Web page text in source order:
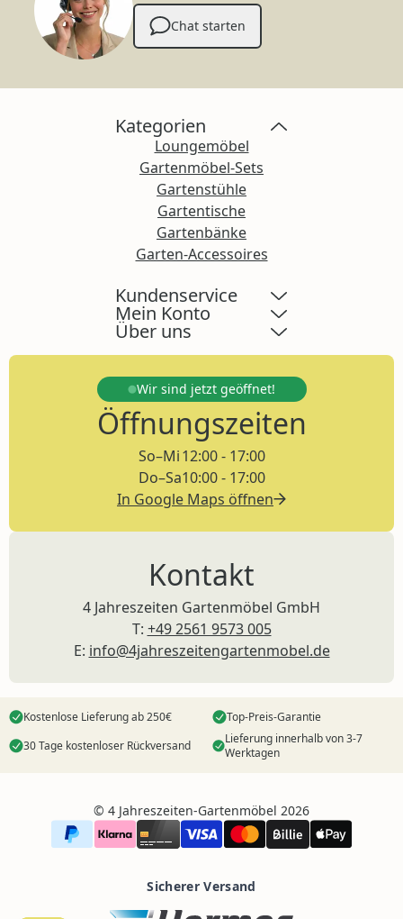
Chat starten
Kategorien
Loungemöbel
Gartenmöbel-Sets
Gartenstühle
Gartentische
Gartenbänke
Garten-Accessoires
Kundenservice
Mein Konto
Über uns
Wir sind jetzt geöffnet!
Öffnungszeiten
So–Mi
Do–Sa
12:00 - 17:00
10:00 - 17:00
In Google Maps öffnen
Kontakt
4 Jahreszeiten Gartenmöbel GmbH
T: +49 2561 9573 005
E: info@4jahreszeitengartenmobel.de
Kostenlose Lieferung ab 250€
Top-Preis-Garantie
30 Tage kostenloser Rückversand
Lieferung innerhalb von 3-7
Werktagen
©️ 4 Jahreszeiten-Gartenmöbel 2026
Sicherer Versand